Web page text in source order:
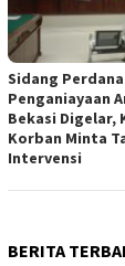
Sidang
Penganiayaan
Bekasi Digelar,
Korban Minta
Intervensi
BERITA